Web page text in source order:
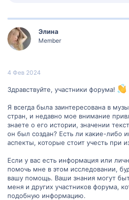
к
и
и
:
Элина
Member
4 Фев 2024
Здравствуйте, участники форума!
Я всегда была заинтересована в
стран, и недавно мое внимание
знаете о его истории, значении
он был создан? Есть ли какие-либо
аспекты, которые стоит учесть при
Если у вас есть информация или
помочь мне в этом исследовании,
вашу помощь. Ваши знания могут
меня и других участников форума,
подобную информацию.